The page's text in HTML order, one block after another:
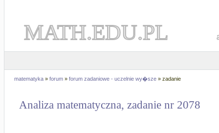
MATH.EDU.PL
matematyka » forum » forum zadaniowe - uczelnie wy�sze » zadanie
Analiza matematyczna, zadanie nr 2078